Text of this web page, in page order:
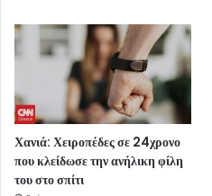
Χανιά: Χειροπέδες σε 24χρονο
που κλείδωσε την ανήλικη φίλη
του στο σπίτι